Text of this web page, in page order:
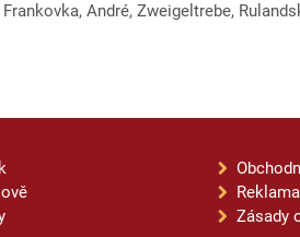
André, Zweigeltrebe,
Zásady